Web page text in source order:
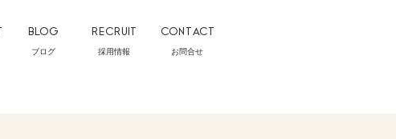
BLOG
ブログ
RECRUIT
採用情報
CONTACT
お問合せ